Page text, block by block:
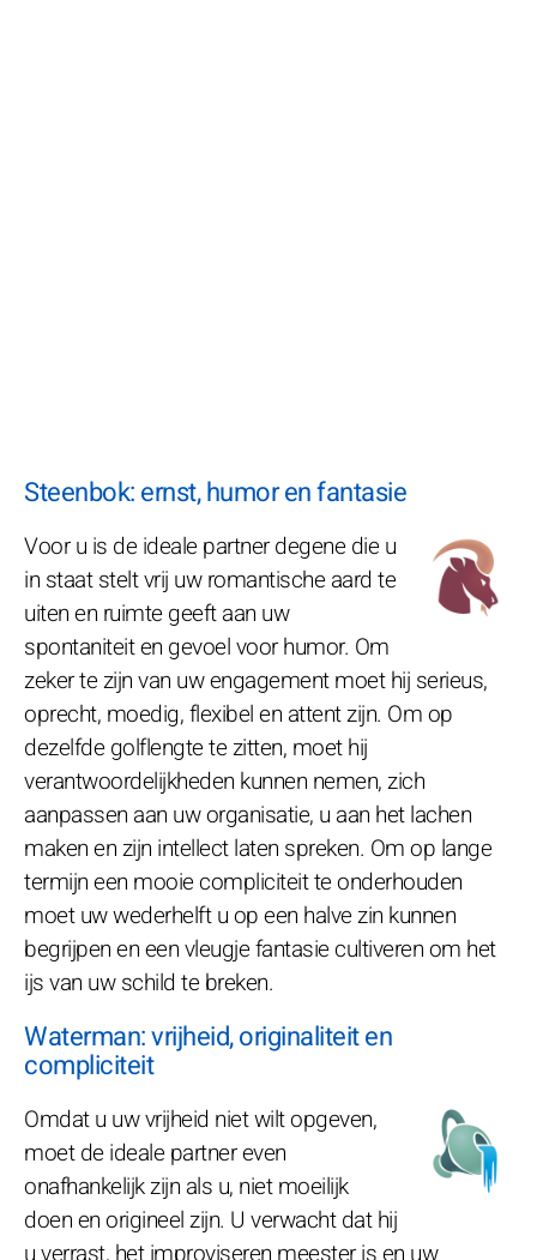
Steenbok: ernst, humor en fantasie
Voor u is de ideale partner degene die u
in staat stelt vrij uw romantische aard te
uiten en ruimte geeft aan uw
spontaniteit en gevoel voor humor. Om
zeker te zijn van uw engagement moet hij serieus,
oprecht, moedig, flexibel en attent zijn. Om op
dezelfde golflengte te zitten, moet hij
verantwoordelijkheden kunnen nemen, zich
aanpassen aan uw organisatie, u aan het lachen
maken en zijn intellect laten spreken. Om op lange
termijn een mooie compliciteit te onderhouden
moet uw wederhelft u op een halve zin kunnen
begrijpen en een vleugje fantasie cultiveren om het
ijs van uw schild te breken.
Waterman: vrijheid, originaliteit en
compliciteit
Omdat u uw vrijheid niet wilt opgeven,
moet de ideale partner even
onafhankelijk zijn als u, niet moeilijk
doen en origineel zijn. U verwacht dat hij